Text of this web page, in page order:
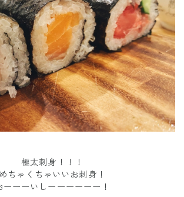
極太刺身！！！
めちゃくちゃいいお刺身！
ーーーいしーーーーーー！